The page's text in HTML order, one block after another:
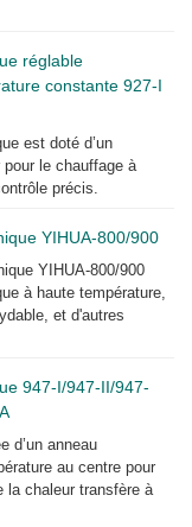
réglable
constante 927-I
est doté d’un
le chauffage à
précis.
YIHUA-800/900
YIHUA-800/900
à haute température,
et d'autres
947-I/947-II/947-
d’un anneau
au centre pour
la chaleur transfère à